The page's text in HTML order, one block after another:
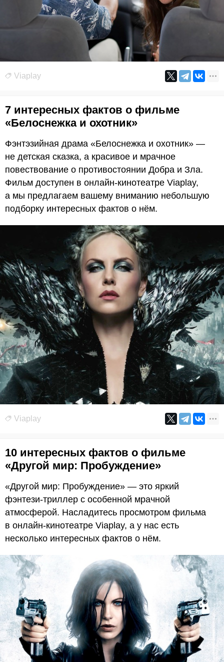
Viaplay
7 интересных фактов о фильме
«Белоснежка и охотник»
Фэнтэзийная драма «Белоснежка и охотник» —
не детская сказка, а красивое и мрачное
повествование о противостоянии Добра и Зла.
Фильм доступен в онлайн-кинотеатре Viaplay,
а мы предлагаем вашему вниманию небольшую
подборку интересных фактов о нём.
Viaplay
10 интересных фактов о фильме
«Другой мир: Пробуждение»
«Другой мир: Пробуждение» — это яркий
фэнтези-триллер с особенной мрачной
атмосферой. Насладитесь просмотром фильма
в онлайн-кинотеатре Viaplay, а у нас есть
несколько интересных фактов о нём.